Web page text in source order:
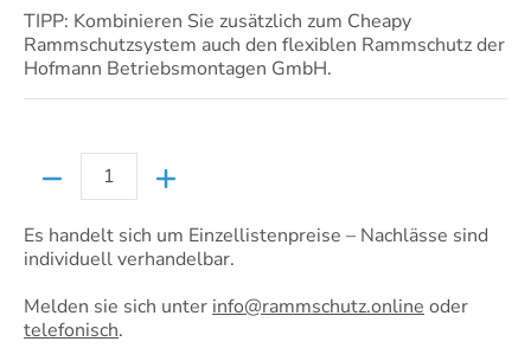
TIPP: Kombinieren Sie zusätzlich zum Cheapy
Rammschutzsystem auch den flexiblen Rammschutz der
Hofmann Betriebsmontagen GmbH.
Es handelt sich um Einzellistenpreise – Nachlässe sind
individuell verhandelbar.
Melden sie sich unter info@rammschutz.online oder
telefonisch.